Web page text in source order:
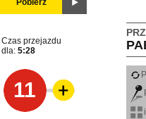
Pobierz
Czas przejazdu
dla: 5:28
11